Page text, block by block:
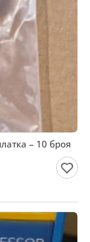
– 10 броя